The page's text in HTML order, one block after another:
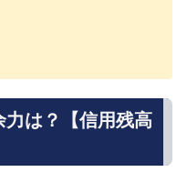
は？【信用残高